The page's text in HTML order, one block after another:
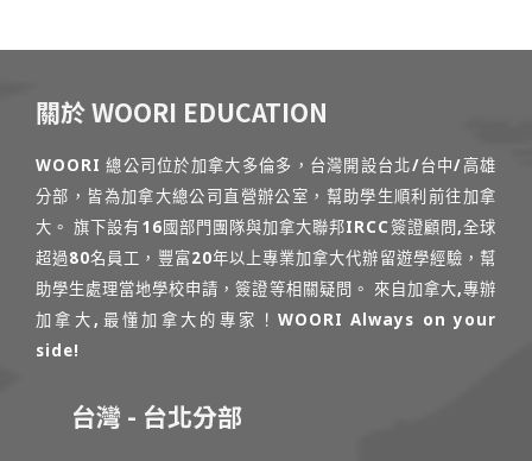
關於 WOORI EDUCATION
WOORI 總公司位於加拿大多倫多，台灣開設台北/台中/高雄
分部，皆為加拿大總公司直營辦公室，幫助學生順利前往加拿
大。 旗下設有16國部門團隊與加拿大聯邦IRCC簽證顧問,全球
超過80名員工，豐富20年以上專業加拿大代辦留遊學經驗，幫
助學生處理當地學校申請，簽證等相關疑問。 來自加拿大,專辦
加拿大,最懂加拿大的專家！WOORI Always on your
side!
台灣 - 台北分部